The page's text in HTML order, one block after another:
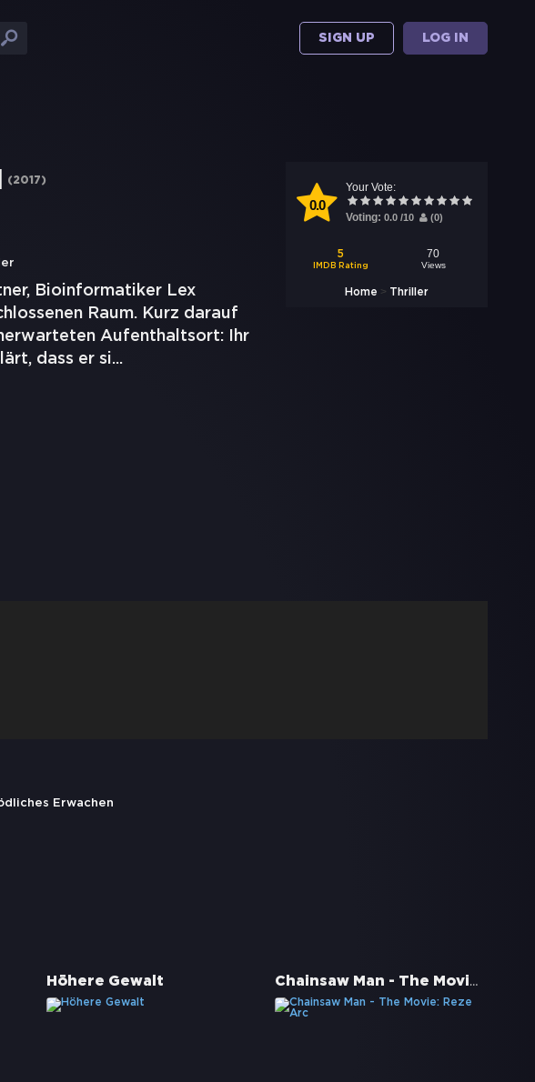
SIGN UP LOG IN
0.0
Your Vote:
Voting: 0.0 /10 (0)
5
IMDB Rating
70
Views
Home > Thriller
(2017)
Bioinformatiker Lex
Raum. Kurz darauf
Aufenthaltsort: Ihr
dass er si...
Erwachen
Höhere Gewalt Chainsaw Man - The Movie: Reze Arc